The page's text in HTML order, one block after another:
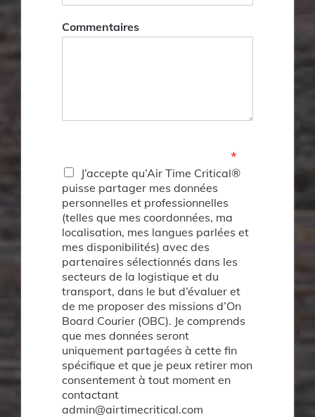
Commentaires
*
J’accepte qu’Air Time Critical®
puisse partager mes données
personnelles et professionnelles
(telles que mes coordonnées, ma
localisation, mes langues parlées et
mes disponibilités) avec des
partenaires sélectionnés dans les
secteurs de la logistique et du
transport, dans le but d’évaluer et
de me proposer des missions d’On
Board Courier (OBC). Je comprends
que mes données seront
uniquement partagées à cette fin
spécifique et que je peux retirer mon
consentement à tout moment en
contactant
admin@airtimecritical.com